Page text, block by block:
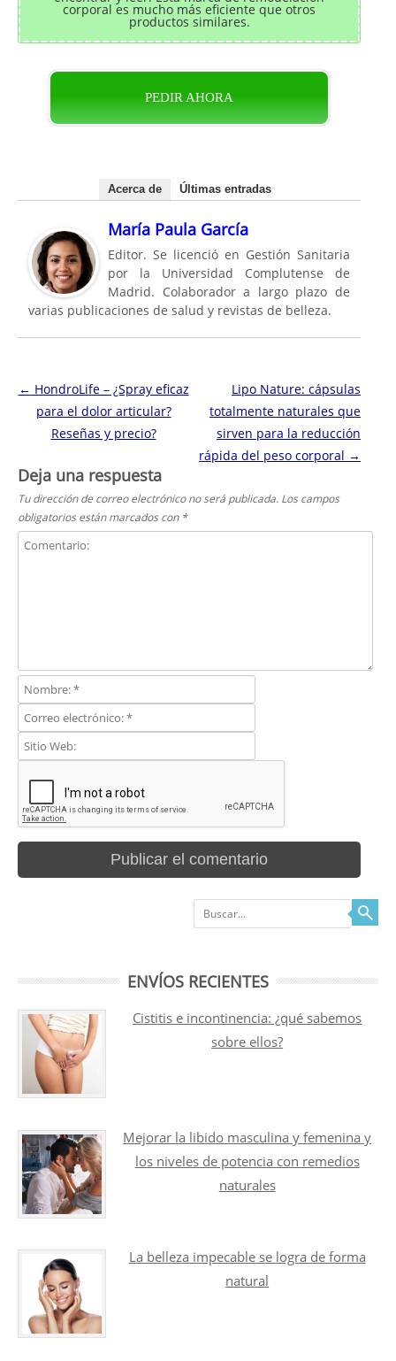
corporal es mucho más eficiente que otros
productos similares.
PEDIR AHORA
Acerca de Últimas entradas
María Paula García
Editor. Se licenció en Gestión Sanitaria
por la Universidad Complutense de
Madrid. Colaborador a largo plazo de
varias publicaciones de salud y revistas de belleza.
Navegación de entradas
← HondroLife – ¿Spray eficaz
para el dolor articular?
Reseñas y precio?
Lipo Nature: cápsulas
totalmente naturales que
sirven para la reducción
rápida del peso corporal →
Deja una respuesta
Tu dirección de correo electrónico no será publicada. Los campos
obligatorios están marcados con *
Buscar
ENVÍOS RECIENTES
Cistitis e incontinencia: ¿qué sabemos
sobre ellos?
Mejorar la libido masculina y femenina y
los niveles de potencia con remedios
naturales
La belleza impecable se logra de forma
natural